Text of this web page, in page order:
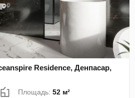
Residence, Денпасар,
Площадь:52 м²